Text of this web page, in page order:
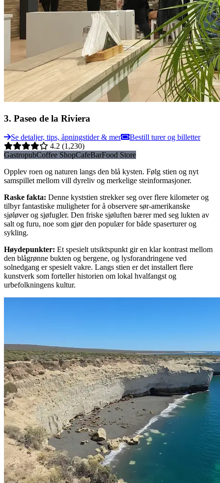
3. Paseo de la Riviera
Se detaljer, tips, åpningstider & mer
Bestill turer og billetter
4.2 (1,230)
GastropubCoffee ShopCafeBarFood Store
Opplev roen og naturen langs den blå kysten. Følg stien og nyt
samspillet mellom vill dyreliv og merkelige steinformasjoner.
Raske fakta: Denne kyststien strekker seg over flere kilometer og
tilbyr fantastiske muligheter for å observere sør-amerikanske
sjøløver og sjøfugler. Den friske sjøluften bærer med seg lukten av
salt og furu, noe som gjør den populær for både spaserturer og
sykling.
Høydepunkter: Et spesielt utsiktspunkt gir en klar kontrast mellom
den blågrønne bukten og bergene, og lysforandringene ved
solnedgang er spesielt vakre. Langs stien er det installert flere
kunstverk som forteller historien om lokal hvalfangst og
urbefolkningens kultur.